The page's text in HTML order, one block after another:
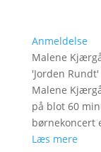
Anmeldelse
Malene
'Jorden Rundt'
Malene
på blot 60
børnekoncert
Læs mere